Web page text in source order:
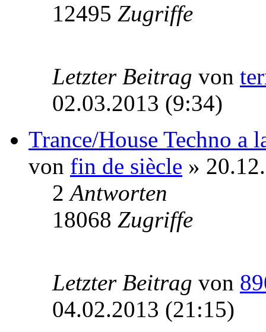
12495 Zugriffe
Letzter Beitrag von
02.03.2013 (9:34)
Trance/House Techno a
von fin de siècle »
2Antworten
18068 Zugriffe
Letzter Beitrag von
04.02.2013 (21:15)